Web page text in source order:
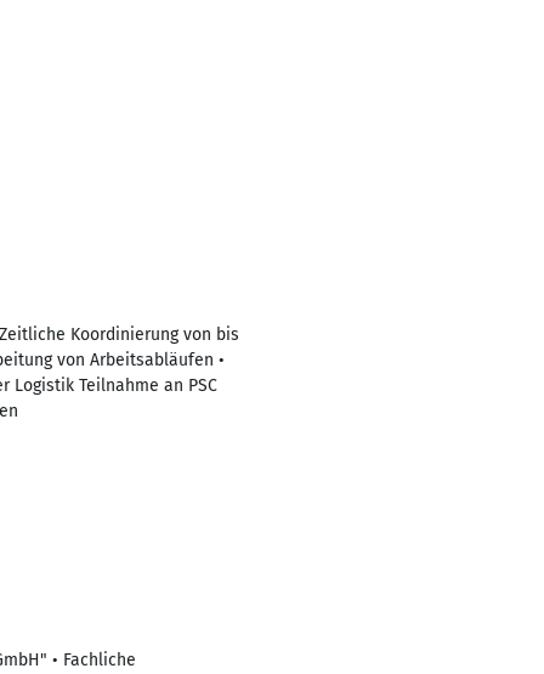
Koordinierung von bis
von Arbeitsabläufen •
Logistik Teilnahme an PSC
• Fachliche